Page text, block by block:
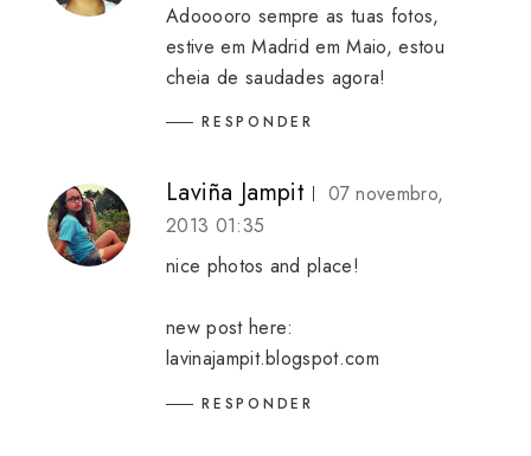
Adooooro sempre as tuas fotos,
estive em Madrid em Maio, estou
cheia de saudades agora!
RESPONDER
Laviña Jampit
07 novembro,
2013 01:35
nice photos and place!
new post here:
lavinajampit.blogspot.com
RESPONDER